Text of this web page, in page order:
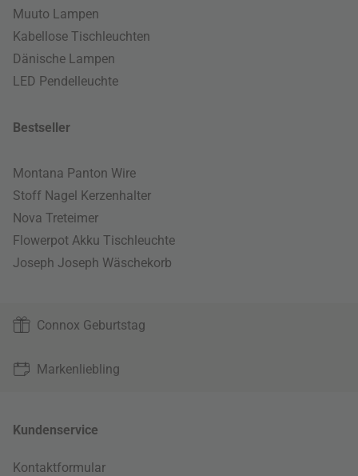
Muuto Lampen
Kabellose Tischleuchten
Dänische Lampen
LED Pendelleuchte
Bestseller
Montana Panton Wire
Stoff Nagel Kerzenhalter
Nova Treteimer
Flowerpot Akku Tischleuchte
Joseph Joseph Wäschekorb
Connox Geburtstag
Markenliebling
Kundenservice
Kontaktformular